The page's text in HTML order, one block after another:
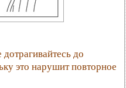
до
это нарушит повторное